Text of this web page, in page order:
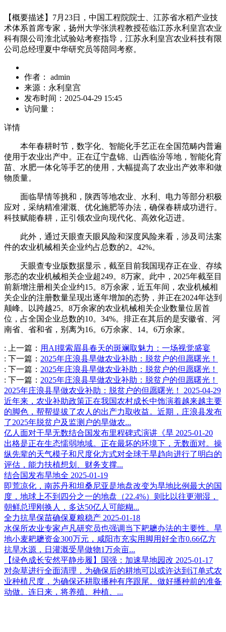
【概要描述】 7月23日，中国工程院院士、江苏省水稻产业技
术体系首席专家，扬州大学张洪程教授莅临江苏永利皇宫农业
科有限公司淮北试验站考察指导，江苏永利皇宫农业科技有限
公司总经理夏中华研究员等陪同考察。
作者：
admin
来源： 永利皇宫
发布时间： 2025-04-29 15:45
访问量：
详情
本年春耕时节，数字化、智能化手艺正在全国范畴内普遍
使用于农业出产中。正在辽宁盘锦、山西临汾等地，智能化育
苗、水肥一体化等手艺的使用，大幅提高了农业出产效率和做
物质量。
面临旱情等挑和，陕西等地农业、水利、电力等部分积极
应对，采纳精准灌溉、优化施肥等办法，确保春耕成功进行。
科技赋能春耕，正引领农业向现代化、高效化迈进。
此外，通过天眼查天眼风险和深度风险来看，涉及司法案
件的农业机械相关企业约占总数的2。42%。
天眼查专业版数据显示，截至目前我国现存正在业、存续
形态的农业机械相关企业超249。8万家。此中，2025年截至目
前新增注册相关企业约15。8万余家，近五年间，农业机械相
关企业的注册数量呈现出逐年增加的态势，并正在2024年达到
颠峰。以跨越25。8万余家的农业机械相关企业数量位居首
位，占全国企业总数的10。34%。排正在其后的是安徽省、河
南省、省和省，别离为16。6万余家、14。6万余家。
: 上一篇： 用AI摸索眉县春天的斑斓取魅力：一场视觉盛宴
: 下一篇： 2025年庄浪县旱做农业补助：脱贫户的但愿曙光！
: 下一篇： 2025年庄浪县旱做农业补助：脱贫户的但愿曙光！
: 下一篇： 2025年庄浪县旱做农业补助：脱贫户的但愿曙光！
2025年庄浪县旱做农业补助：脱贫户的但愿曙光！
2025-04-29
近年来，农业补助政策正在我国农村成长中饰演着越来越主要
的脚色，帮帮提拔了农人的出产力取收益。近期，庄浪县发布
了2025年脱贫户及监测户的旱做农...
亿人面对干旱无数结合国发布里程碑式演讲《旱 2025-01-20
出格是正在生态懦弱地域。正在最坏的环境下，无数面对。操
纵先辈的天气模子和尺度化方式对全球干旱趋向进行了明白的
评估，能力扶植想划、财务支撑...
结合国发布旱地全 2025-01-19
即荒凉化，南苏丹和坦桑尼亚是地盘改变为旱地比例最大的国
度，地球上不到四分之一的地盘（22.4%）则比以往更潮湿，
朝鲜总理刚换人，多达50亿人可能糊...
全力抗旱保苗确保夏粮稳产 2025-01-18
水保所农业专家卢凡研究员也强调当下耙耱办法的主要性。旱
地小麦耙耱资金300万元，咸阳市充实用脚用好全市0.66亿方
抗旱水源，日灌溉受旱做物1万余亩...
【绿色成长安然平静步履】国强：加速旱地园改 2025-01-17
对杂草进行全面清理，为确保后的耕地可以或许达到订单式农
业种植尺度，为确保还耕取播种有序跟尾。做好播种前的准备
动做。连日来，将养殖、种植、...